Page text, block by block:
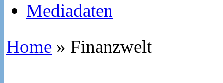
Mediadaten
Home » Finanzwelt